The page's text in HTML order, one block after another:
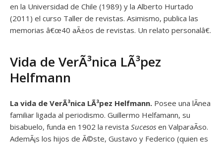
en la Universidad de Chile (1989) y la Alberto Hurtado
(2011) el curso Taller de revistas. Asimismo, publica las
memorias â€œ40 aÃ±os de revistas. Un relato personalâ€.
Vida de VerÃ³nica LÃ³pez
Helfmann
La vida de VerÃ³nica LÃ³pez Helfmann. Posee una lÃ­nea
familiar ligada al periodismo. Guillermo Helfamann, su
bisabuelo, funda en 1902 la revista Sucesos en ValparaÃ­so.
AdemÃ¡s los hijos de Ã©ste, Gustavo y Federico (quien es